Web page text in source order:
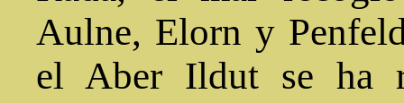
Aulne, Elorn y
el Aber Ildut se ha